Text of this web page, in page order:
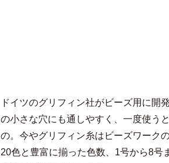
ドイツのグリフィン社がビーズ用に開
の小さな穴にも通しやすく、一度使う
の。今やグリフィン糸はビーズワーク
20色と豊富に揃った色数、1号から8号